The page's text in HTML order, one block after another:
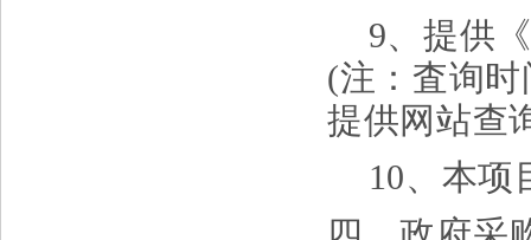
9、 提供
(注：査询
提供网站查
10、本项